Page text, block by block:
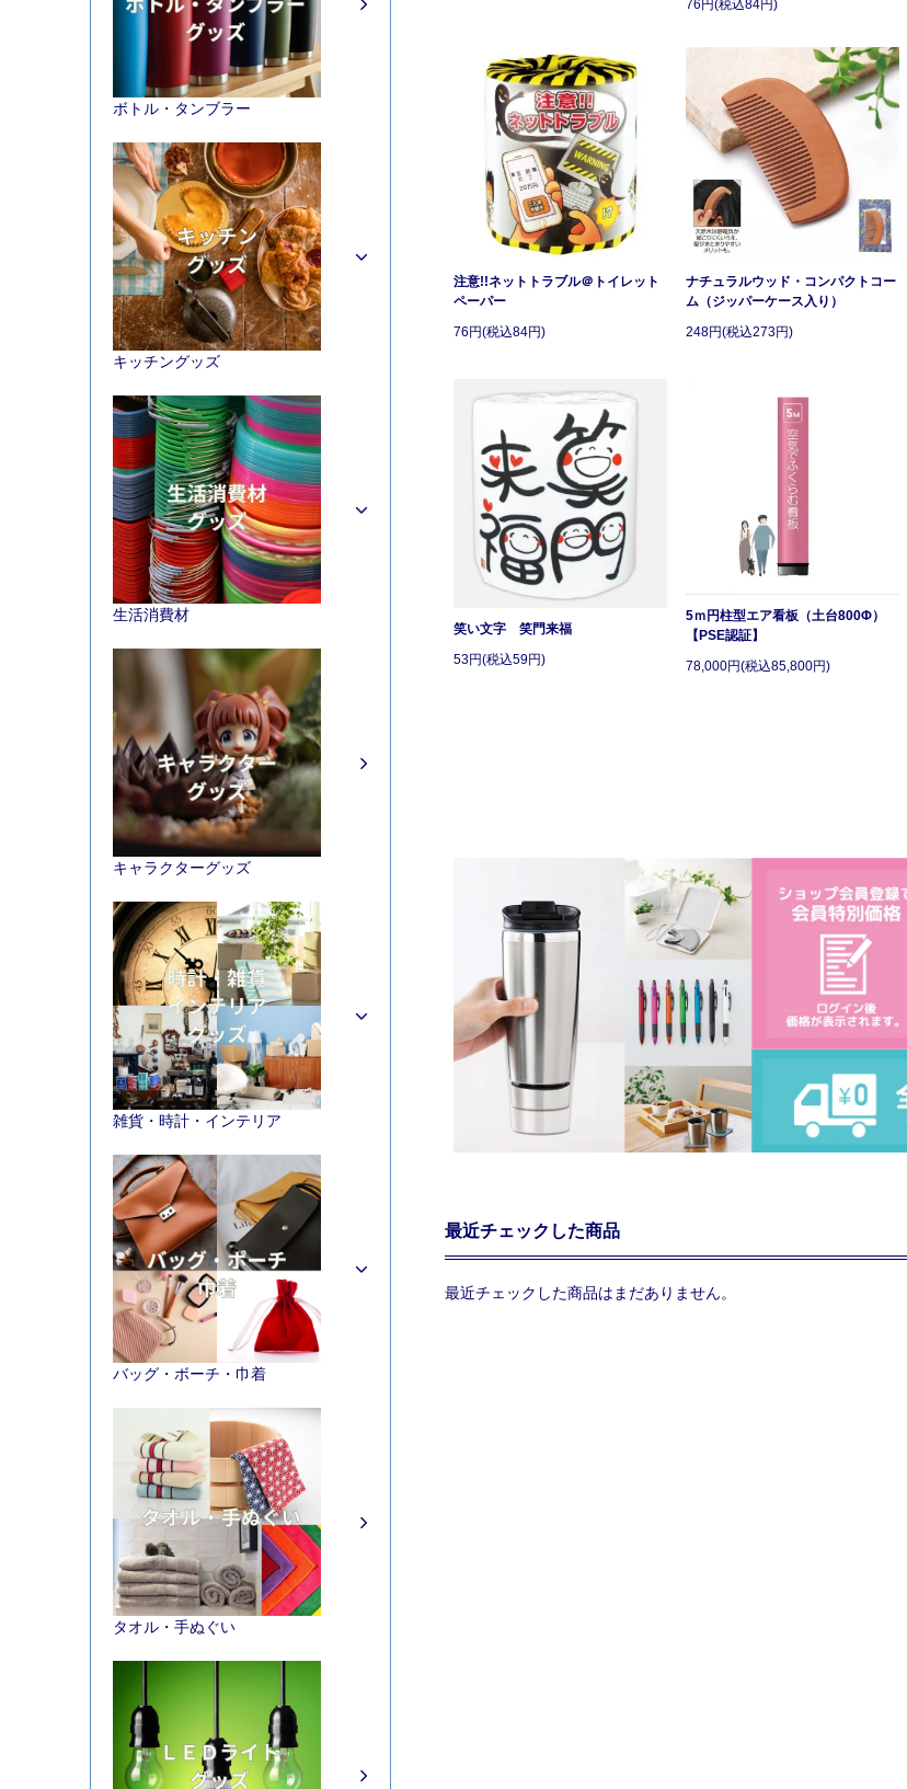
76円(税込84円)
注意!!ネットトラブル＠トイレット
ペーパー
76円(税込84円)
ナチュラルウッド・コンパクトコー
ム（ジッパーケース入り）
248円(税込273円)
笑い文字 笑門来福
53円(税込59円)
5ｍ円柱型エア看板（土台800Φ）
【PSE認証】
78,000円(税込85,800円)
最近チェックした商品
最近チェックした商品はまだありません。
ボトル・タンブラー
キッチングッズ
生活消費材
キャラクターグッズ
雑貨・時計・インテリア
バッグ・ボーチ・巾着
タオル・手ぬぐい